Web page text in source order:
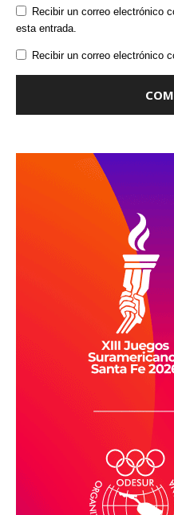
Recibir un correo electrónico
esta entrada.
Recibir un correo electrónico